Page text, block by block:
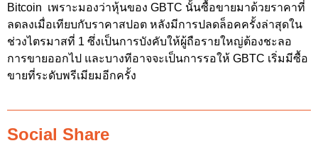
Bitcoin เพราะมองว่าหุ้นของ GBTC นั้นซื้อขายมาด้วยราคาที่
ลดลงเมื่อเทียบกับราคาสปอต หลังมีการปลดล็อคครั้งล่าสุดใน
ช่วงไตรมาสที่ 1 ซึ่งเป็นการบังคับให้ผู้ถือรายใหญ่ต้องชะลอ
การขายออกไป และบางทีอาจจะเป็นการรอให้ GBTC เริ่มมีซื้อ
ขายที่ระดับพรีเมียมอีกครั้ง
Social Share